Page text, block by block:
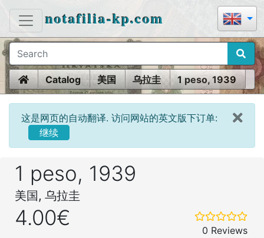
notafilia-kp.com
HomeCatalog 美国 乌拉圭 1 peso, 1939
这是网页的自动翻译. 访问网站的英文版下订单:
继续
1 peso, 1939
美国, 乌拉圭
4.00€
0 Reviews